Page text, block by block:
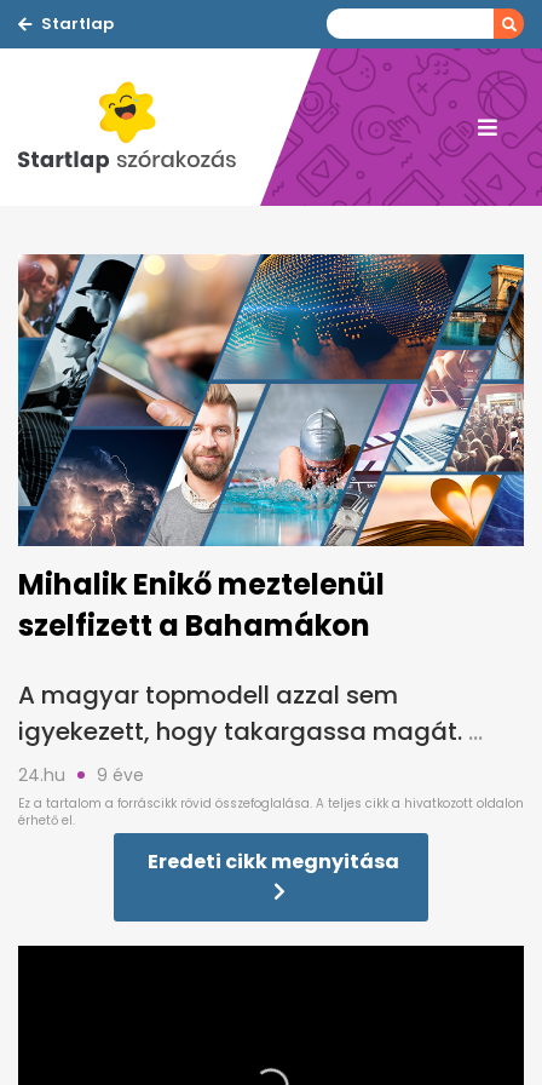
Startlap
Mihalik Enikő meztelenül
szelfizett a Bahamákon
A magyar topmodell azzal sem
igyekezett, hogy takargassa magát.
24.hu 9 éve
Eredeti cikk megnyitása